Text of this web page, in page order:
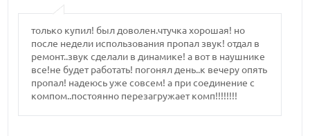
только купил! был доволен.чтучка хорошая! но
после недели использования пропал звук! отдал в
ремонт..звук сделали в динамике! а вот в наушнике
все!не будет работать! погонял день..к вечеру опять
пропал! надеюсь уже совсем! а при соединение с
компом..постоянно перезагружает комп!!!!!!!!